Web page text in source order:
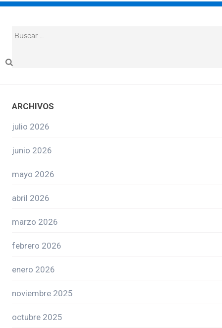
ARCHIVOS
julio 2026
junio 2026
mayo 2026
abril 2026
marzo 2026
febrero 2026
enero 2026
noviembre 2025
octubre 2025